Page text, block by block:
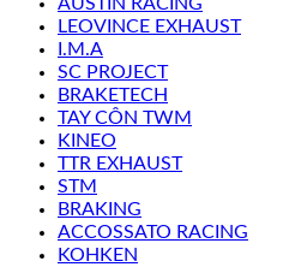
AUSTIN RACING
LEOVINCE EXHAUST
I.M.A
SC PROJECT
BRAKETECH
TAY CÔN TWM
KINEO
TTR EXHAUST
STM
BRAKING
ACCOSSATO RACING
KOHKEN